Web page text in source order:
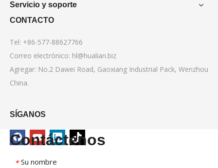
Servicio y soporte
CONTACTO
Tel: +86-577-88627766
Correo electrónico: hl@hualian.biz
Agregar: No.2 Dawei Road, Gaoxiang Industrial Pack, Wenzhou
China.
SÍGANOS
Contáctenos
* Su nombre